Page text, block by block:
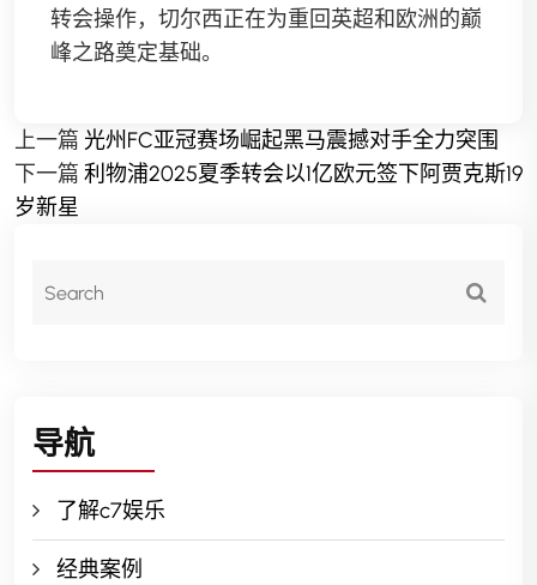
转会操作，切尔西正在为重回英超和欧洲的巅
峰之路奠定基础。
上一篇 光州FC亚冠赛场崛起黑马震撼对手全力突围
下一篇 利物浦2025夏季转会以1亿欧元签下阿贾克斯19
岁新星
导航
了解c7娱乐
经典案例